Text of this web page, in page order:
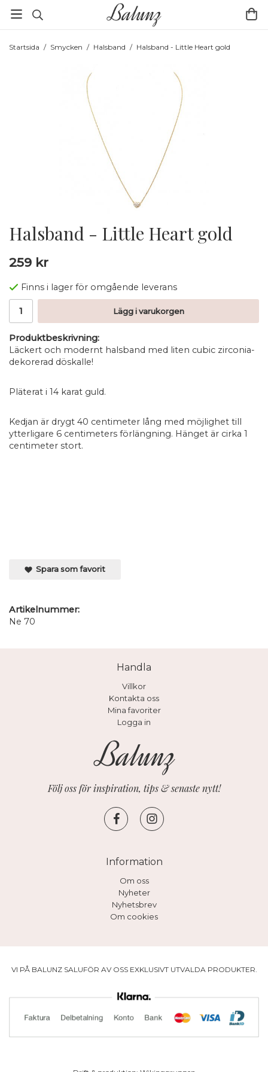
Startsida / Smycken / Halsband / Halsband - Little Heart gold
Halsband - Little Heart gold
259 kr
Finns i lager för omgående leverans
Lägg i varukorgen
Produktbeskrivning:
Läckert och modernt halsband med liten cubic zirconia-
dekorerad döskalle!
Pläterat i 14 karat guld.
Kedjan är drygt 40 centimeter lång med möjlighet till
ytterligare 6 centimeters förlängning. Hänget är cirka 1
centimeter stort.
Spara som favorit
Artikelnummer:
Ne 70
Handla
Villkor
Kontakta oss
Mina favoriter
Logga in
Följ oss för inspiration, tips & senaste nytt!
Information
Om oss
Nyheter
Nyhetsbrev
Om cookies
VI PÅ BALUNZ SALUFÖR AV OSS EXKLUSIVT UTVALDA PRODUKTER.